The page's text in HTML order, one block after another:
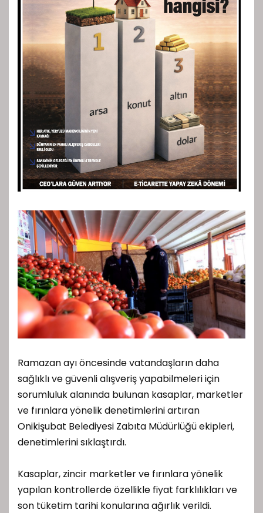
Ramazan ayı öncesinde vatandaşların daha
sağlıklı ve güvenli alışveriş yapabilmeleri için
sorumluluk alanında bulunan kasaplar, marketler
ve fırınlara yönelik denetimlerini artıran
Onikişubat Belediyesi Zabıta Müdürlüğü ekipleri,
denetimlerini sıklaştırdı.
Kasaplar, zincir marketler ve fırınlara yönelik
yapılan kontrollerde özellikle fiyat farklılıkları ve
son tüketim tarihi konularına ağırlık verildi.